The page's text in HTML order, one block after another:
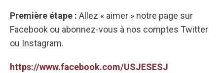
Première étape : Allez « aimer » notre page sur
Facebook ou abonnez-vous à nos comptes Twitter
ou Instagram.
https://www.facebook.com/USJESESJ